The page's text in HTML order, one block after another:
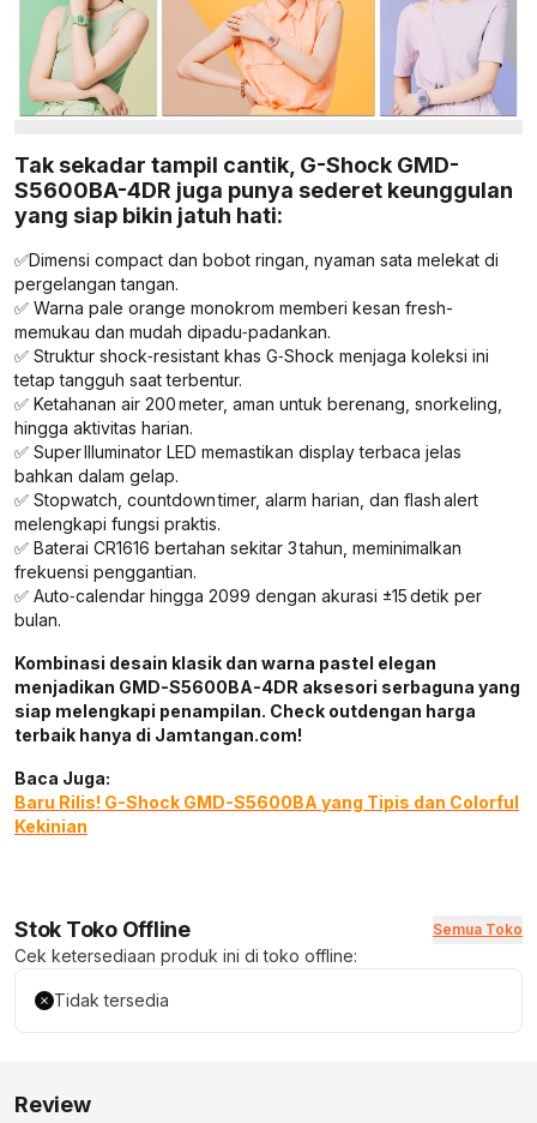
Tak sekadar tampil cantik, G-Shock GMD-
S5600BA-4DR juga punya sederet keunggulan
yang siap bikin jatuh hati:
✅Dimensi compact dan bobot ringan, nyaman sata melekat di
pergelangan tangan.
✅ Warna pale orange monokrom memberi kesan fresh-
memukau dan mudah dipadu‑padankan.
✅ Struktur shock‑resistant khas G‑Shock menjaga koleksi ini
tetap tangguh saat terbentur.
✅ Ketahanan air 200 meter, aman untuk berenang, snorkeling,
hingga aktivitas harian.
✅ Super Illuminator LED memastikan display terbaca jelas
bahkan dalam gelap.
✅ Stopwatch, countdown timer, alarm harian, dan flash alert
melengkapi fungsi praktis.
✅ Baterai CR1616 bertahan sekitar 3 tahun, meminimalkan
frekuensi penggantian.
✅ Auto‑calendar hingga 2099 dengan akurasi ±15 detik per
bulan.
Kombinasi desain klasik dan warna pastel elegan
menjadikan GMD-S5600BA-4DR aksesori serbaguna yang
siap melengkapi penampilan. Check outdengan harga
terbaik hanya di Jamtangan.com!
Baca Juga:
Baru Rilis! G-Shock GMD-S5600BA yang Tipis dan Colorful
Kekinian
Stok Toko Offline Semua Toko
Cek ketersediaan produk ini di toko offline:
Tidak tersedia
Review